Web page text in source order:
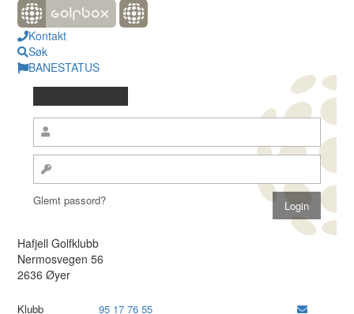
Kontakt
Søk
BANESTATUS
Glemt passord?
Hafjell Golfklubb
Nermosvegen 56
2636 Øyer
Klubb
95 17 76 55